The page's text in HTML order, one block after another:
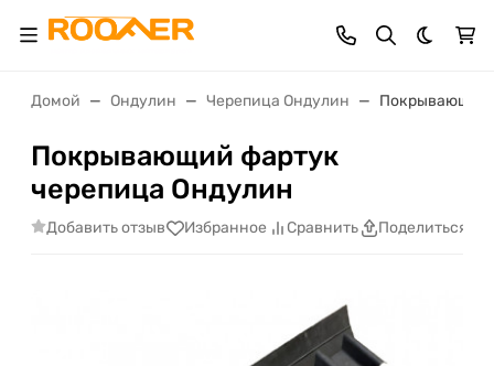
Темная
Домой Ондулин Черепица Ондулин Покрывающий
Покрывающий фартук
черепица Ондулин
Добавить отзыв Избранное Сравнить Поделиться